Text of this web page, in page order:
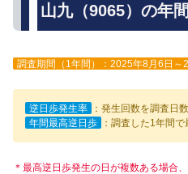
山九（9065）の年
調査期間（1年間）：2025年8月6日～
逆日歩発生率
：発生回数を調査日
年間最高逆日歩
：調査した1年間
＊最高逆日歩発生の日が複数ある場合